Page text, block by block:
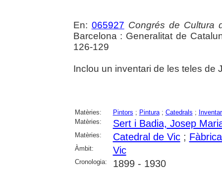
En: 065927 Congrés de Cultura
Barcelona : Generalitat de
126-129
Inclou un inventari de les teles de
Matèries: Pintors ; Pintura; Catedrals ;
Matèries:
Sert i Badia, Josep
Matèries: Catedral de Vic;
Àmbit: Vic
Cronologia: 1899 - 1930